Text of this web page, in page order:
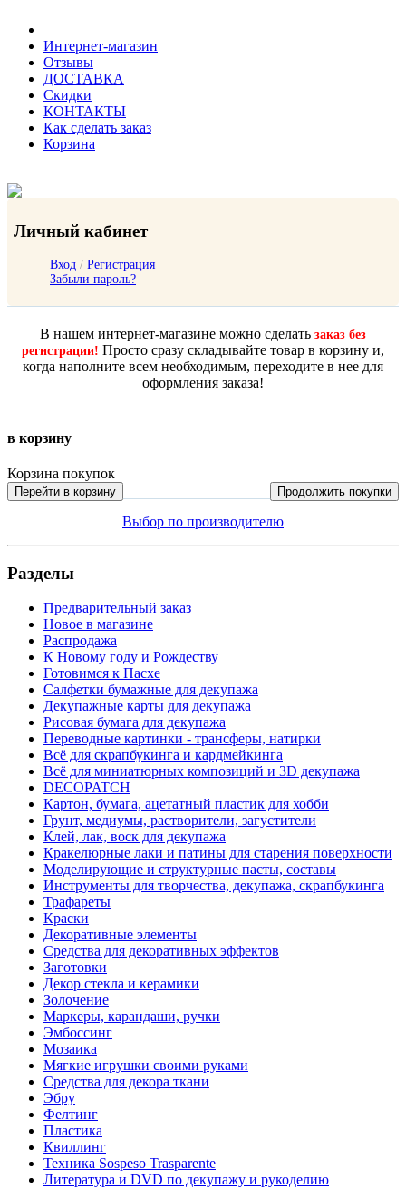
Интернет-магазин
Отзывы
ДОСТАВКА
Скидки
КОНТАКТЫ
Как сделать заказ
Корзина
Личный кабинет
Вход / Регистрация
Забыли пароль?
В нашем интернет-магазине можно сделать заказ без
регистрации! Просто сразу складывайте товар в корзину и,
когда наполните всем необходимым, переходите в нее для
оформления заказа!
в корзину
Корзина покупок
Перейти в корзину Продолжить покупки
Выбор по производителю
Разделы
Предварительный заказ
Новое в магазине
Распродажа
К Новому году и Рождеству
Готовимся к Пасхе
Салфетки бумажные для декупажа
Декупажные карты для декупажа
Рисовая бумага для декупажа
Переводные картинки - трансферы, натирки
Всё для скрапбукинга и кардмейкинга
Всё для миниатюрных композиций и 3D декупажа
DECOPATCH
Картон, бумага, ацетатный пластик для хобби
Грунт, медиумы, растворители, загустители
Клей, лак, воск для декупажа
Кракелюрные лаки и патины для старения поверхности
Моделирующие и структурные пасты, составы
Инструменты для творчества, декупажа, скрапбукинга
Трафареты
Краски
Декоративные элементы
Средства для декоративных эффектов
Заготовки
Декор стекла и керамики
Золочение
Маркеры, карандаши, ручки
Эмбоссинг
Мозаика
Мягкие игрушки своими руками
Средства для декора ткани
Эбру
Фелтинг
Пластика
Квиллинг
Техника Sospeso Trasparente
Литература и DVD по декупажу и рукоделию